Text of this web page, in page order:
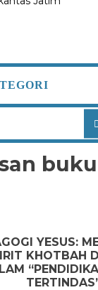
buku
YESUS:
KHOTBAH